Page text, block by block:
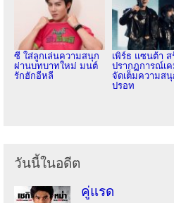
ซี ใส่ลูกเล่นความสนุก
ผ่านบทบาทใหม่ มนต์
รักฮักอีหลี
เพิร์ธ แซนต้า ส
ปรากฏการณ์เ
จัดเต็มความส
ปรอท
วันนี้ในอดีต
คู่แรด